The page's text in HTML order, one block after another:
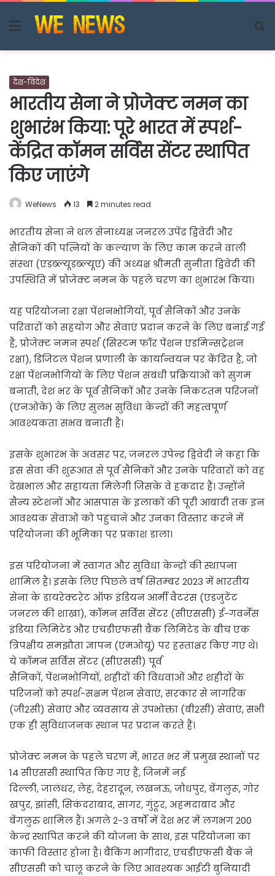
Menu
देश-विदेश
भारतीय सेना ने प्रोजेक्ट नमन का
शुभारंभ किया: पूरे भारत में स्पर्श-
केंद्रित कॉमन सर्विस सेंटर स्थापित
किए जाएंगे
WeNews 13 2 minutes read
भारतीय सेना ने थल सेनाध्यक्ष जनरल उपेंद्र द्विवेदी और
सैनिकों की पत्नियों के कल्याण के लिए काम करने वाली
संस्‍था (एडब्‍ल्‍यूडब्‍ल्‍यूए) की अध्यक्ष श्रीमती सुनीता द्विवेदी की
उपस्थिति में प्रोजेक्ट नमन के पहले चरण का शुभारंभ किया।
यह परियोजना रक्षा पेंशनभोगियों, पूर्व सैनिकों और उनके
परिवारों को सहयोग और सेवाएं प्रदान करने के लिए बनाई गई
है, प्रोजेक्ट नमन स्पर्श (सिस्‍टम फॉर पेंशन एडमिन्‍सट्रेशन
रक्षा), डिजिटल पेंशन प्रणाली के कार्यान्वयन पर केंद्रित है, जो
रक्षा पेंशनभोगियों के लिए पेंशन संबंधी प्रक्रियाओं को सुगम
बनाती, देश भर के पूर्व सैनिकों और उनके निकटतम परिजनों
(एनओके) के लिए सुलभ सुविधा केन्‍द्रों की महत्वपूर्ण
आवश्यकता संभव बनाती है।
इसके शुभारंभ के अवसर पर, जनरल उपेन्‍द्र द्विवेदी ने कहा कि
इस सेवा की शुरूआत से पूर्व सैनिकों और उनके परिवारों को वह
देखभाल और सहायता मिलेगी जिसके वे हकदार हैं। उन्होंने
सैन्य स्टेशनों और आसपास के इलाकों की पूरी आबादी तक इन
आवश्यक सेवाओं को पहुंचाने और उनका विस्तार करने में
परियोजना की भूमिका पर प्रकाश डाला।
इस परियोजना में स्वागत और सुविधा केन्‍द्रों की स्थापना
शामिल है। इसके लिए पिछले वर्ष सितम्‍बर 2023 में भारतीय
सेना के डायरेक्‍टरेट ऑफ इंडियन आर्मी वैटरंस (एडजुटेंट
जनरल की शाखा), कॉमन सर्विस सेंटर (सीएससी) ई-गवर्नेंस
इंडिया लिमिटेड और एचडीएफसी बैंक लिमिटेड के बीच एक
त्रिपक्षीय समझौता ज्ञापन (एमओयू) पर हस्‍ताक्षर किए गए थे।
ये कॉमन सर्विस सेंटर (सीएससी) पूर्व
सैनिकों, पेंशनभोगियों, शहीदों की विधवाओं और शहीदों के
परिजनों को स्पर्श-सक्षम पेंशन सेवाएं, सरकार से नागरिक
(जी2सी) सेवाएं और व्यवसाय से उपभोक्ता (बी2सी) सेवाएं, सभी
एक ही सुविधाजनक स्थान पर प्रदान करते हैं।
प्रोजेक्ट नमन के पहले चरण में, भारत भर में प्रमुख स्थानों पर
14 सीएससी स्थापित किए गए हैं, जिनमें नई
दिल्ली, जालंधर, लेह, देहरादून, लखनऊ, जोधपुर, बेंगलुरू, गोर
खपुर, झांसी, सिकंदराबाद, सागर, गुंटूर, अहमदाबाद और
बेंगलुरु शामिल हैं। अगले 2-3 वर्षों में देश भर में लगभग 200
केन्‍द्र स्थापित करने की योजना के साथ, इस परियोजना का
काफी विस्तार होना है। बैंकिंग भागीदार, एचडीएफसी बैंक ने
सीएससी को चालू करने के लिए आवश्यक आईटी बुनियादी